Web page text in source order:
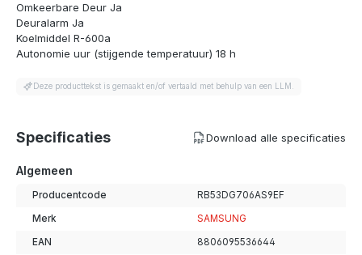
Omkeerbare Deur Ja
Deuralarm Ja
Koelmiddel R-600a
Autonomie uur (stijgende temperatuur) 18 h
Deze producttekst is gemaakt en/of vertaald met behulp van een LLM.
Specificaties Download alle specificaties
Algemeen
Producentcode RB53DG706AS9EF
Merk SAMSUNG
EAN 8806095536644